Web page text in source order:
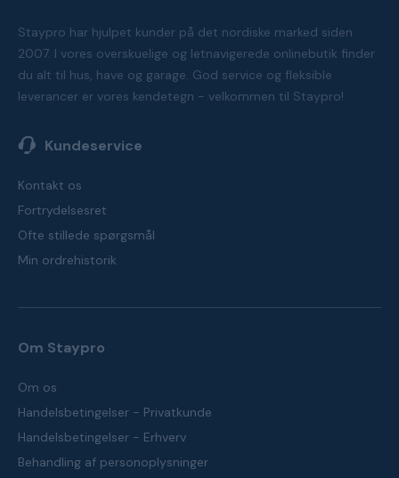
Staypro har hjulpet kunder på det nordiske marked siden
2007. I vores overskuelige og letnavigerede onlinebutik finder
du alt til hus, have og garage. God service og fleksible
leverancer er vores kendetegn - velkommen til Staypro!
Kundeservice
Kontakt os
Fortrydelsesret
Ofte stillede spørgsmål
Min ordrehistorik
Om Staypro
Om os
Handelsbetingelser - Privatkunde
Handelsbetingelser - Erhverv
Behandling af personoplysninger